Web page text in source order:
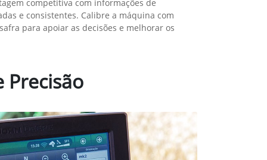
4. John Deere
Operations Center™